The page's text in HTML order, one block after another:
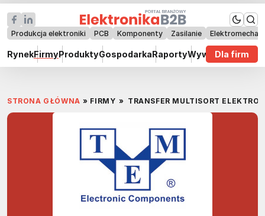
Produkcja elektroniki PCB Komponenty Zasilanie
RynekFirmyProduktyGospodarkaRaportyWywiadyDla firm
STRONA GŁÓWNA » FIRMY » TRANSFER MULTISORT